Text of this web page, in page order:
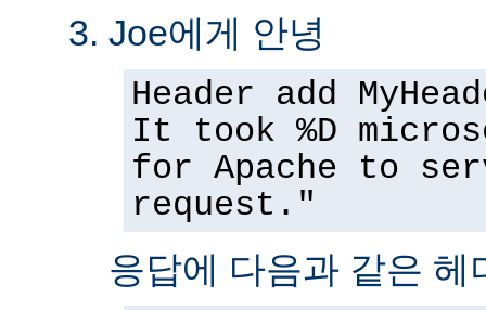
Joe에게 안녕
Header add
It took %D
for Apache to
request."
응답에 다음과 같은 헤